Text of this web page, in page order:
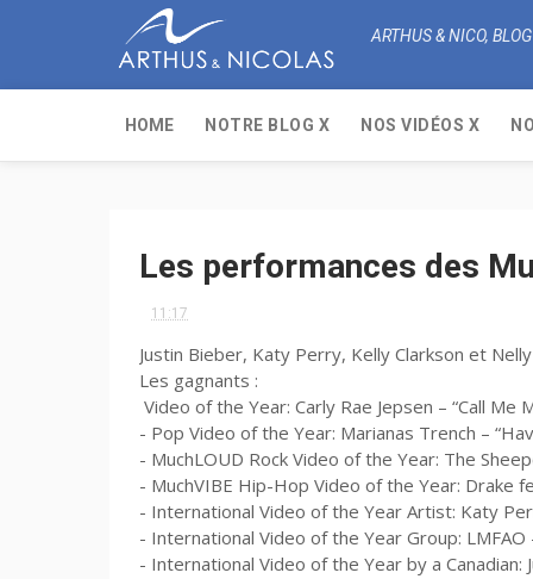
ARTHUS & NICO,
HOME NOTRE BLOG X NOS VIDÉOS X
Les performances des
11:17
Justin Bieber, Katy Perry, Kelly Clarkson et
Les gagnants :
Video of the Year: Carly Rae Jepsen – “Call Me
- Pop Video of the Year: Marianas Trench –
- MuchLOUD Rock Video of the Year: The
- MuchVIBE Hip-Hop Video of the Year: Drake
- International Video of the Year Artist: Katy
- International Video of the Year Group: LMFAO
- International Video of the Year by a Canadian: